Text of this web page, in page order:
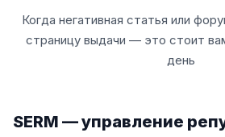
Когда негативная статья или
страницу выдачи — это стоит
день
SERM — управление